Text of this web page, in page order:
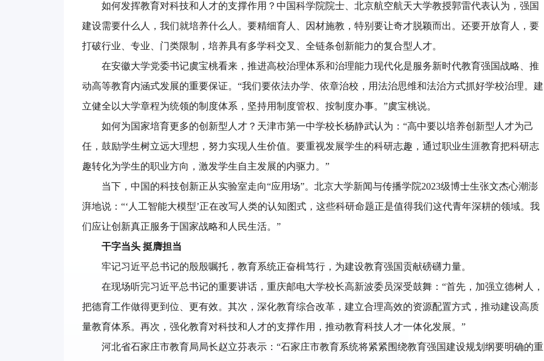
如何发挥教育对科技和人才的支撑作用？中国科学院院士、北京航空航天大学教授郭雷代表认为，强国
建设需要什么人，我们就培养什么人。要精细育人、因材施教，特别要让奇才脱颖而出。还要开放育人，要
打破行业、专业、门类限制，培养具有多学科交叉、全链条创新能力的复合型人才。
在安徽大学党委书记虞宝桃看来，推进高校治理体系和治理能力现代化是服务新时代教育强国战略、推
动高等教育内涵式发展的重要保证。“我们要依法办学、依章治校，用法治思维和法治方式抓好学校治理。建
立健全以大学章程为统领的制度体系，坚持用制度管权、按制度办事。”虞宝桃说。
如何为国家培育更多的创新型人才？天津市第一中学校长杨静武认为：“高中要以培养创新型人才为己
任，鼓励学生树立远大理想，努力实现人生价值。要重视发展学生的科研志趣，通过职业生涯教育把科研志
趣转化为学生的职业方向，激发学生自主发展的内驱力。”
当下，中国的科技创新正从实验室走向“应用场”。北京大学新闻与传播学院2023级博士生张文杰心潮澎
湃地说：“‘人工智能大模型’正在改写人类的认知图式，这些科研命题正是值得我们这代青年深耕的领域。我
们应让创新真正服务于国家战略和人民生活。”
干字当头 挺膺担当
牢记习近平总书记的殷殷嘱托，教育系统正奋楫笃行，为建设教育强国贡献磅礴力量。
在现场听完习近平总书记的重要讲话，重庆邮电大学校长高新波委员深受鼓舞：“首先，加强立德树人，
把德育工作做得更到位、更有效。其次，深化教育综合改革，建立合理高效的资源配置方式，推动建设高质
量教育体系。再次，强化教育对科技和人才的支撑作用，推动教育科技人才一体化发展。”
河北省石家庄市教育局局长赵立芬表示：“石家庄市教育系统将紧紧围绕教育强国建设规划纲要明确的重